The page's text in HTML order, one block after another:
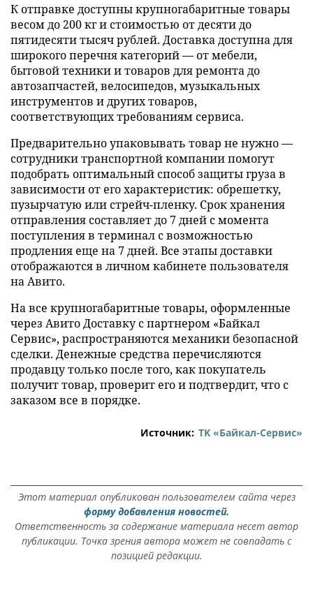
К отправке доступны крупногабаритные товары
весом до 200 кг и стоимостью от десяти до
пятидесяти тысяч рублей. Доставка доступна для
широкого перечня категорий — от мебели,
бытовой техники и товаров для ремонта до
автозапчастей, велосипедов, музыкальных
инструментов и других товаров,
соответствующих требованиям сервиса.
Предварительно упаковывать товар не нужно —
сотрудники транспортной компании помогут
подобрать оптимальный способ защиты груза в
зависимости от его характеристик: обрешетку,
пузырчатую или стрейч-пленку. Срок хранения
отправления составляет до 7 дней с момента
поступления в терминал с возможностью
продления еще на 7 дней. Все этапы доставки
отображаются в личном кабинете пользователя
на Авито.
На все крупногабаритные товары, оформленные
через Авито Доставку с партнером «Байкал
Сервис», распространяются механики безопасной
сделки. Денежные средства перечисляются
продавцу только после того, как покупатель
получит товар, проверит его и подтвердит, что с
заказом все в порядке.
Источник: ТK «Байкал-Сервис»
Этот материал опубликован пользователем сайта через
форму добавления новостей.
Ответственность за содержание материала несет автор
публикации. Точка зрения автора может не совпадать с
позицией редакции.